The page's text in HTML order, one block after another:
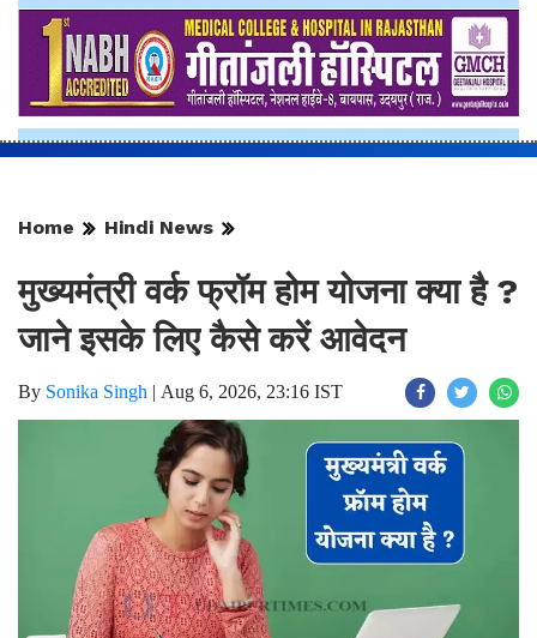
Home Hindi News
मुख्यमंत्री वर्क फ्रॉम होम योजना क्या है ?
जाने इसके लिए कैसे करें आवेदन
By Sonika Singh | Aug 6, 2026, 23:16 IST